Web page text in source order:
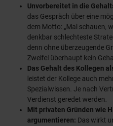
Unvorbereitet in die
das Gespräch über eine
dem Motto: „Mal schauen,
denkbar schlechteste
denn ohne überzeugende
Zweifel überhaupt kein
Das Gehalt des Kollegen
leistet der Kollege auch
Spezialwissen. Je nach
Verdienst geredet werden.
Mit privaten Gründen wie
argumentieren: Das wirkt